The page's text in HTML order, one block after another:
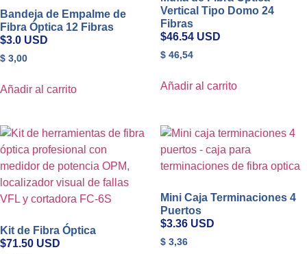
Bandeja de Empalme de
Fibra Óptica 12 Fibras
$3.0 USD
$ 3,00
Añadir al carrito
Vertical Tipo Domo 24
Fibras
$46.54 USD
$ 46,54
Añadir al carrito
Kit de Fibra Óptica
$71.50 USD
Mini Caja Terminaciones 4
Puertos
$3.36 USD
$ 3,36